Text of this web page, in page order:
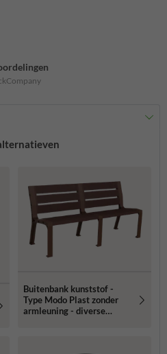
Buitenbank kunststof -
Type Modo Plast zonder
armleuning - diverse